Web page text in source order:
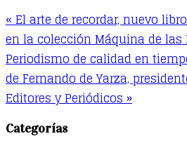
« El arte de recordar, nuevo
en la colección Máquina de las
Periodismo de calidad en
de Fernando de Yarza,
Editores y Periódicos »
Categorías